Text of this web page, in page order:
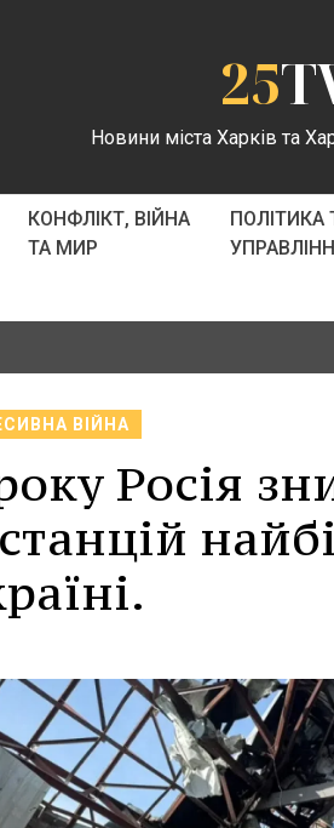
25
Новини міста Харків та
КОНФЛІКТ, ВІЙНА
ТА МИР
ВІЙНА
Росія